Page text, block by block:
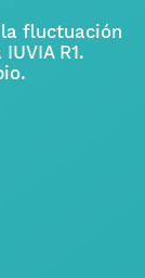
fluctuación
R1.